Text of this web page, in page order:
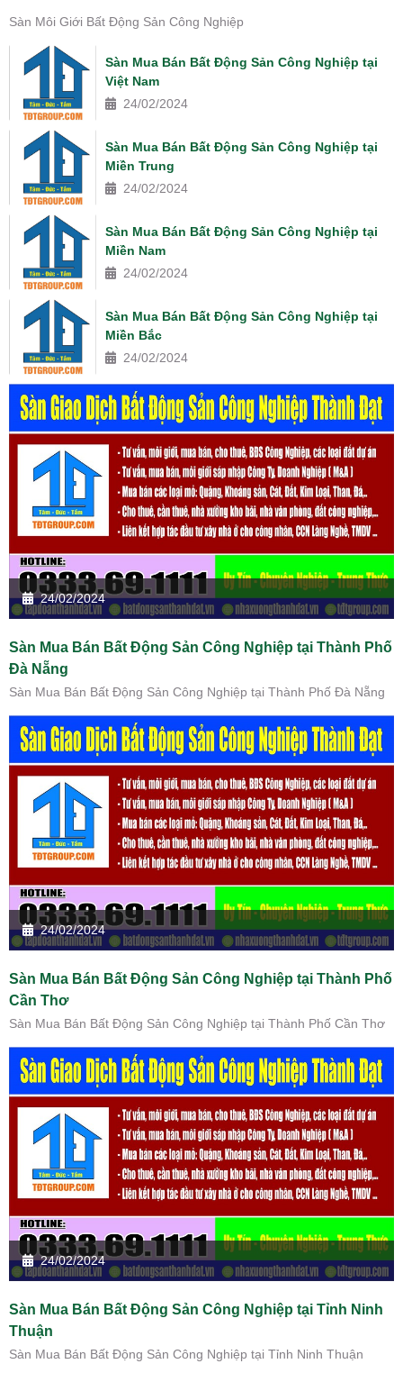
Sàn Môi Giới Bất Động Sản Công Nghiệp
Sàn Mua Bán Bất Động Sản Công Nghiệp tại
Việt Nam
24/02/2024
Sàn Mua Bán Bất Động Sản Công Nghiệp tại
Miền Trung
24/02/2024
Sàn Mua Bán Bất Động Sản Công Nghiệp tại
Miền Nam
24/02/2024
Sàn Mua Bán Bất Động Sản Công Nghiệp tại
Miền Bắc
24/02/2024
24/02/2024
Sàn Mua Bán Bất Động Sản Công Nghiệp tại Thành Phố
Đà Nẵng
Sàn Mua Bán Bất Động Sản Công Nghiệp tại Thành Phố Đà Nẵng
24/02/2024
Sàn Mua Bán Bất Động Sản Công Nghiệp tại Thành Phố
Cần Thơ
Sàn Mua Bán Bất Động Sản Công Nghiệp tại Thành Phố Cần Thơ
24/02/2024
Sàn Mua Bán Bất Động Sản Công Nghiệp tại Tỉnh Ninh
Thuận
Sàn Mua Bán Bất Động Sản Công Nghiệp tại Tỉnh Ninh Thuận